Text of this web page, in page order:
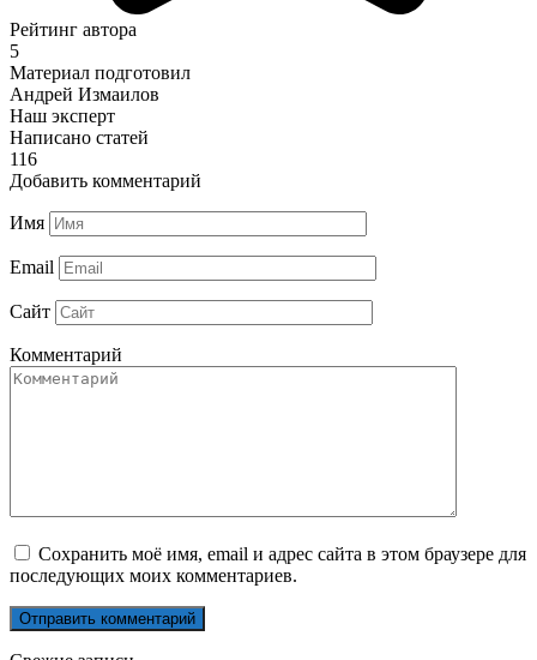
Рейтинг автора
5
Материал подготовил
Андрей Измаилов
Наш эксперт
Написано статей
116
Добавить комментарий
Имя
Email
Сайт
Комментарий
Сохранить моё имя, email и адрес сайта в этом браузере для
последующих моих комментариев.